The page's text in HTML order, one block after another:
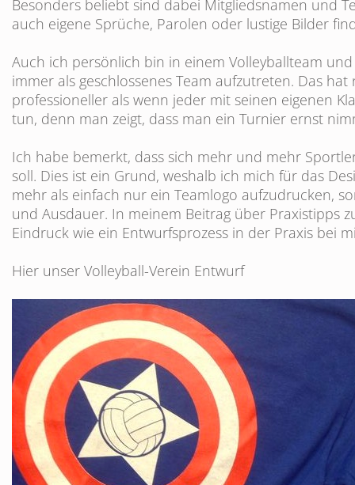
Besonders beliebt sind dabei Mitgliedsnamen und
auch eigene Sprüche, Parolen oder lustige Bilder
Auch ich persönlich bin in einem Volleyballteam
immer als geschlossenes Team aufzutreten. Das
professioneller als wenn jeder mit seinen eigenen
tun, denn man zeigt, dass man ein Turnier ernst
Ich habe bemerkt, dass sich mehr und mehr
soll. Dies ist ein Grund, weshalb ich mich für das
mehr als einfach nur ein Teamlogo aufzudrucken,
und Ausdauer. In meinem Beitrag über Praxistipps
Eindruck wie ein Entwurfsprozess in der Praxis bei
Hier unser Volleyball-Verein Entwurf